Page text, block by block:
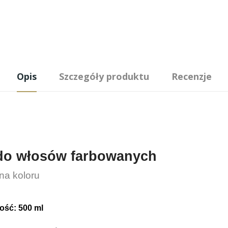
Opis Szczegóły produktu Recenzje
włosów farbowanych
koloru
500 ml